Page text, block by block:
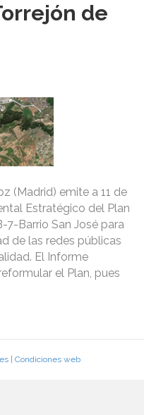
de
(Madrid) emite a 11 de
Estratégico del Plan
7-Barrio San José para
de las redes públicas
El Informe
el Plan, pues
| Condiciones web